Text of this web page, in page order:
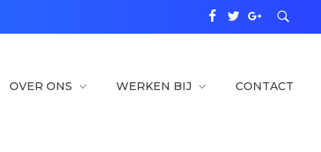
OVER ONS WERKEN BIJ CONTACT